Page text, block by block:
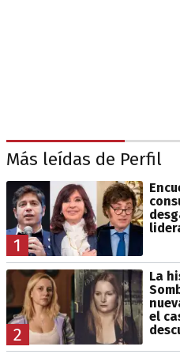
Más leídas de Perfil
1
2
La
el